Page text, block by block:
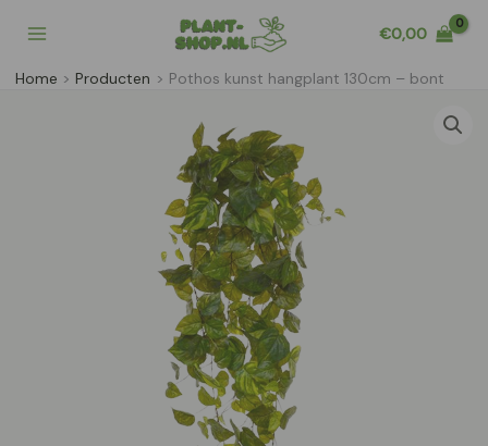
naar
inhoud
€0,00
Home Producten Pothos kunst hangplant 130cm – bont